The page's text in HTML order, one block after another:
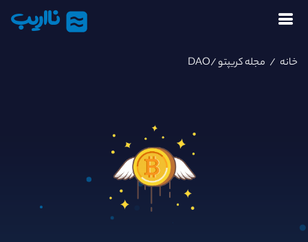
نااریب
خانه / مجله کریپتو/DAO